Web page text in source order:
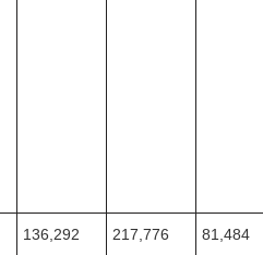
136,292 217,776 81,484